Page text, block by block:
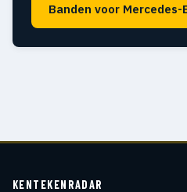
Banden voor Mercedes-
KENTEKENRADAR